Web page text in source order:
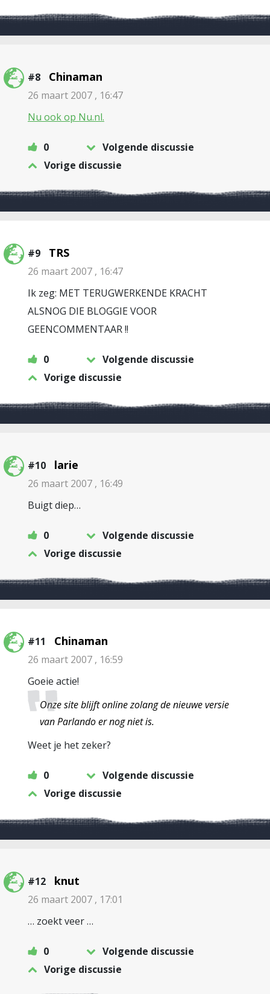
#8 Chinaman
26 maart 2007 , 16:47
Nu ook op Nu.nl.
0
Volgende discussie
Vorige discussie
#9 TRS
26 maart 2007 , 16:47
Ik zeg: MET TERUGWERKENDE KRACHT
ALSNOG DIE BLOGGIE VOOR
GEENCOMMENTAAR !!
0
Volgende discussie
Vorige discussie
#10 larie
26 maart 2007 , 16:49
Buigt diep…
0
Volgende discussie
Vorige discussie
#11 Chinaman
26 maart 2007 , 16:59
Goeie actie!
Onze site blijft online zolang de nieuwe versie
van Parlando er nog niet is.
Weet je het zeker?
0
Volgende discussie
Vorige discussie
#12 knut
26 maart 2007 , 17:01
… zoekt veer …
0
Volgende discussie
Vorige discussie